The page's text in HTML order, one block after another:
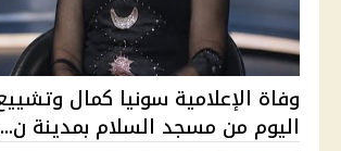
وفاة الإعلامية سونيا كمال
اليوم من مسجد السلام بمدينة ن...